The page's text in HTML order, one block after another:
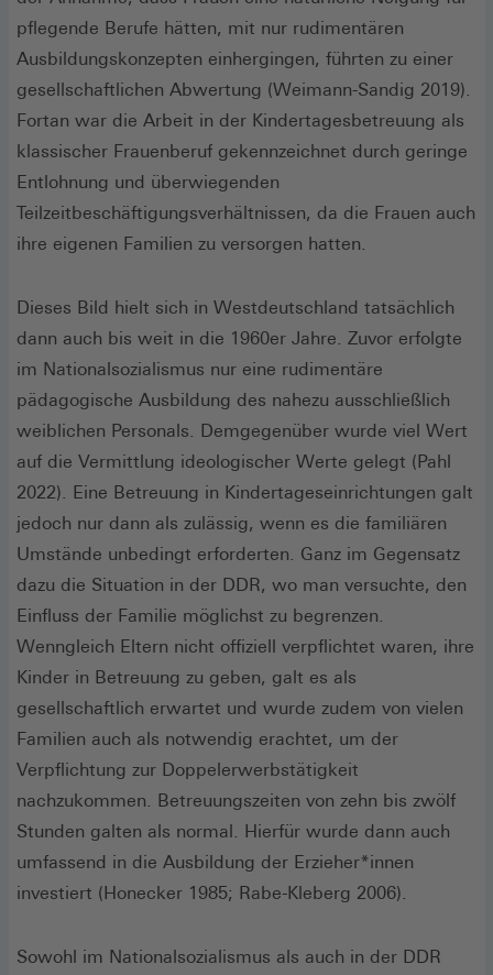
pflegende Berufe hätten, mit nur rudimentären
Ausbildungskonzepten einhergingen, führten zu einer
gesellschaftlichen Abwertung (Weimann-Sandig 2019).
Fortan war die Arbeit in der Kindertagesbetreuung als
klassischer Frauenberuf gekennzeichnet durch geringe
Entlohnung und überwiegenden
Teilzeitbeschäftigungsverhältnissen, da die Frauen auch
ihre eigenen Familien zu versorgen hatten.
Dieses Bild hielt sich in Westdeutschland tatsächlich
dann auch bis weit in die 1960er Jahre. Zuvor erfolgte
im Nationalsozialismus nur eine rudimentäre
pädagogische Ausbildung des nahezu ausschließlich
weiblichen Personals. Demgegenüber wurde viel Wert
auf die Vermittlung ideologischer Werte gelegt (Pahl
2022). Eine Betreuung in Kindertageseinrichtungen galt
jedoch nur dann als zulässig, wenn es die familiären
Umstände unbedingt erforderten. Ganz im Gegensatz
dazu die Situation in der DDR, wo man versuchte, den
Einfluss der Familie möglichst zu begrenzen.
Wenngleich Eltern nicht offiziell verpflichtet waren, ihre
Kinder in Betreuung zu geben, galt es als
gesellschaftlich erwartet und wurde zudem von vielen
Familien auch als notwendig erachtet, um der
Verpflichtung zur Doppelerwerbstätigkeit
nachzukommen. Betreuungszeiten von zehn bis zwölf
Stunden galten als normal. Hierfür wurde dann auch
umfassend in die Ausbildung der Erzieher*innen
investiert (Honecker 1985; Rabe-Kleberg 2006).
Sowohl im Nationalsozialismus als auch in der DDR